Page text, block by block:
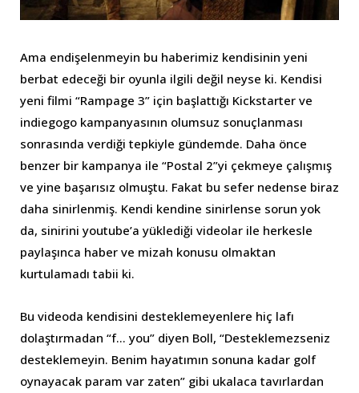
Ama endişelenmeyin bu haberimiz kendisinin yeni
berbat edeceği bir oyunla ilgili değil neyse ki. Kendisi
yeni filmi “Rampage 3” için başlattığı Kickstarter ve
indiegogo kampanyasının olumsuz sonuçlanması
sonrasında verdiği tepkiyle gündemde. Daha önce
benzer bir kampanya ile “Postal 2”yi çekmeye çalışmış
ve yine başarısız olmuştu. Fakat bu sefer nedense biraz
daha sinirlenmiş. Kendi kendine sinirlense sorun yok
da, sinirini youtube’a yüklediği videolar ile herkesle
paylaşınca haber ve mizah konusu olmaktan
kurtulamadı tabii ki.
Bu videoda kendisini desteklemeyenlere hiç lafı
dolaştırmadan “f… you” diyen Boll, “Desteklemezseniz
desteklemeyin. Benim hayatımın sonuna kadar golf
oynayacak param var zaten” gibi ukalaca tavırlardan